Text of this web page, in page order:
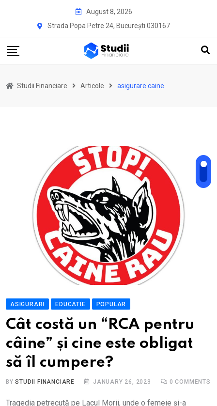
August 8, 2026
Strada Popa Petre 24, București 030167
Studii Financiare Articole asigurare caine
ASIGURARI EDUCATIE POPULAR
Cât costă un “RCA pentru
câine” și cine este obligat
să îl cumpere?
BYSTUDII FINANCIARE JANUARY 26, 2023 0 COMMENTS
Tragedia petrecută pe Lacul Morii, unde o femeie și-a